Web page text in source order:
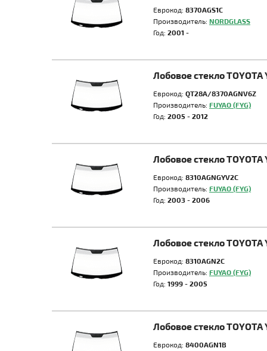
Еврокод: 8370AGS1C
Производитель: NORDGLASS
Год: 2001 -
Лобовое стекло TOYOTA
Еврокод: QT28A/8370AGNV6Z
Производитель: FUYAO (FYG)
Год: 2005 - 2012
Лобовое стекло TOYOTA
Еврокод: 8310AGNGYV2C
Производитель: FUYAO (FYG)
Год: 2003 - 2006
Лобовое стекло TOYOTA
Еврокод: 8310AGN2C
Производитель: FUYAO (FYG)
Год: 1999 - 2005
Лобовое стекло TOYOTA
Еврокод: 8400AGN1B